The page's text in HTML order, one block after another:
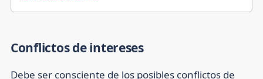
Conflictos de intereses
Debe ser consciente de los posibles conflictos de